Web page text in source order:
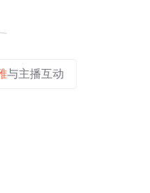
与主播互动